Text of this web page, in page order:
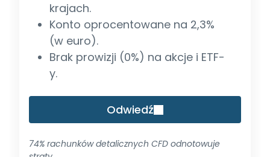
krajach.
Konto oprocentowane na 2,3%
(w euro).
Brak prowizji (0%) na akcje i ETF-
y.
Odwiedź
74% rachunków detalicznych CFD odnotowuje